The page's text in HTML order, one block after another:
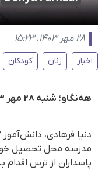
۲۸ مهر ۱۴۰۳، ۱۵:۲۳
اخبار زنان کودکان
هەنگاو؛ شنبە ٢٨ مهر ١٤٠٣
مدرسه محل تحصیل خود
پاسداران از ترس